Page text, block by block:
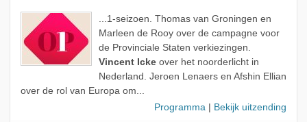
...1-seizoen. Thomas van Groningen en
Marleen de Rooy over de campagne voor
de Provinciale Staten verkiezingen.
Vincent Ickeover het noorderlicht in
Nederland. Jeroen Lenaers en Afshin Ellian
over de rol van Europa om...
Programma
Bekijk uitzending